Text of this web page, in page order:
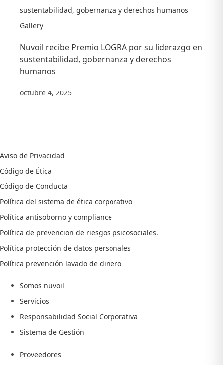
sustentabilidad, gobernanza y derechos humanos
Gallery
Nuvoil recibe Premio LOGRA por su liderazgo en
sustentabilidad, gobernanza y derechos
humanos
octubre 4, 2025
Aviso de Privacidad
Código de Ética
Código de Conducta
Política del sistema de ética corporativo
Política antisoborno y compliance
Política de prevencion de riesgos psicosociales.
Política protección de datos personales
Política prevención lavado de dinero
Somos nuvoil
Servicios
Responsabilidad Social Corporativa
Sistema de Gestión
Proveedores